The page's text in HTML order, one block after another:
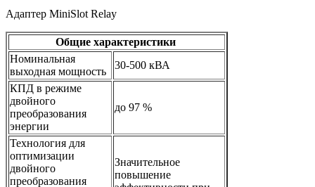
Адаптер MiniSlot Relay
Общие характеристики
Номинальная
выходная мощность
30-500 кВА
КПД в режиме
двойного
преобразования
энергии
до 97 %
Технология для
оптимизации
двойного
преобразования
Значительное
повышение